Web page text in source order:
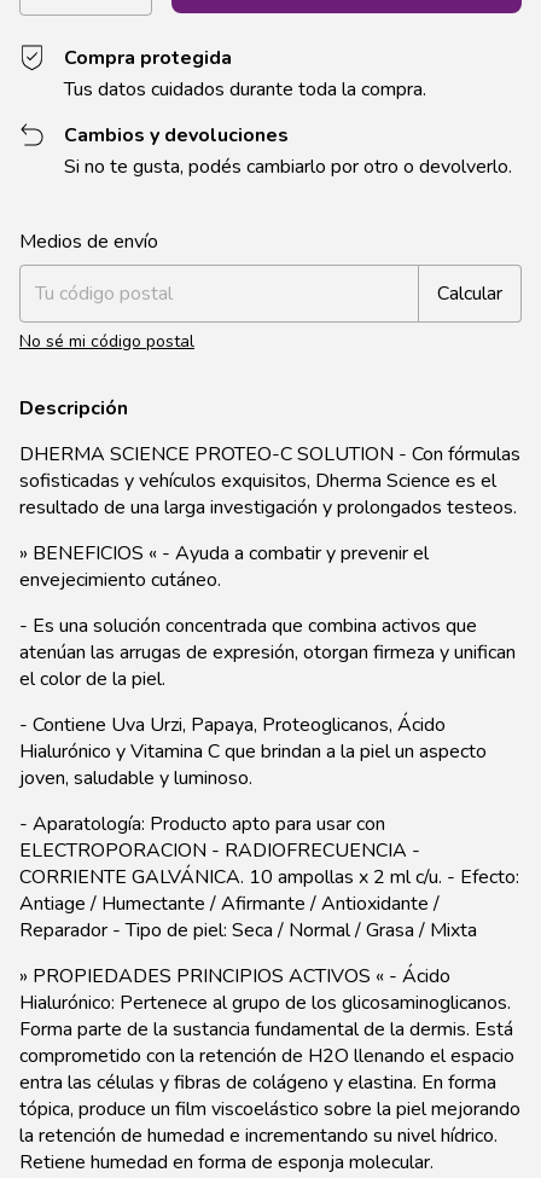
Compra protegida
Tus datos cuidados durante toda la compra.
Cambios y devoluciones
Si no te gusta, podés cambiarlo por otro o devolverlo.
Entregas para el CP:
Medios de envío
Calcular
No sé mi código postal
Descripción
DHERMA SCIENCE PROTEO-C SOLUTION - Con fórmulas
sofisticadas y vehículos exquisitos, Dherma Science es el
resultado de una larga investigación y prolongados testeos.
» BENEFICIOS « - Ayuda a combatir y prevenir el
envejecimiento cutáneo.
- Es una solución concentrada que combina activos que
atenúan las arrugas de expresión, otorgan firmeza y unifican
el color de la piel.
- Contiene Uva Urzi, Papaya, Proteoglicanos, Ácido
Hialurónico y Vitamina C que brindan a la piel un aspecto
joven, saludable y luminoso.
- Aparatología: Producto apto para usar con
ELECTROPORACION - RADIOFRECUENCIA -
CORRIENTE GALVÁNICA. 10 ampollas x 2 ml c/u. - Efecto:
Antiage / Humectante / Afirmante / Antioxidante /
Reparador - Tipo de piel: Seca / Normal / Grasa / Mixta
» PROPIEDADES PRINCIPIOS ACTIVOS « - Ácido
Hialurónico: Pertenece al grupo de los glicosaminoglicanos.
Forma parte de la sustancia fundamental de la dermis. Está
comprometido con la retención de H2O llenando el espacio
entra las células y fibras de colágeno y elastina. En forma
tópica, produce un film viscoelástico sobre la piel mejorando
la retención de humedad e incrementando su nivel hídrico.
Retiene humedad en forma de esponja molecular.